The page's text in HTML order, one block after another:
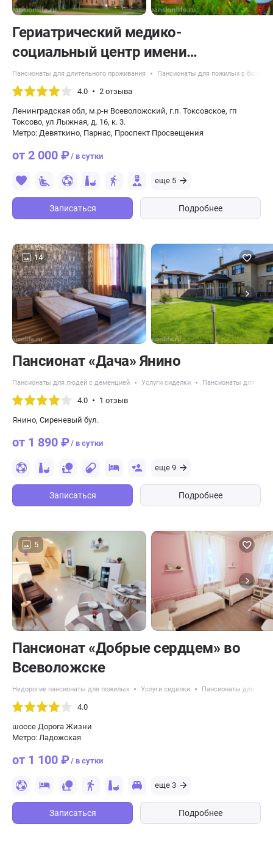
Гериатрический медико-
социальный центр имени
Императрицы Марии Федоровны
Пансионаты для длительного проживания Пансионаты для пожилых с
4.0 2 отзыва
Ленинградская обл, м.р-н Всеволожский, г.п. Токсовское, гп
Токсово, ул Лыжная, д. 16, к. 3.
Метро: Девяткино, Парнас, Проспект Просвещения
от 2 000 ₽/ в сутки
еще 5
Записаться Подробнее
14
Пансионат «Дача» Янино
Пансионаты для людей с деменцией Услуги сиделки Пансионаты для
4.0 1 отзыв
Янино, Сиреневый бул.
от 1 890 ₽/ в сутки
еще 9
Записаться Подробнее
5
Пансионат «Добрые сердцем» во
Всеволожске
Недорогие пансионаты для пожилых Услуги сиделки Пансионаты для
4.0
шоссе Дорога Жизни
Метро: Ладожская
от 1 100 ₽/ в сутки
еще 3
Записаться Подробнее